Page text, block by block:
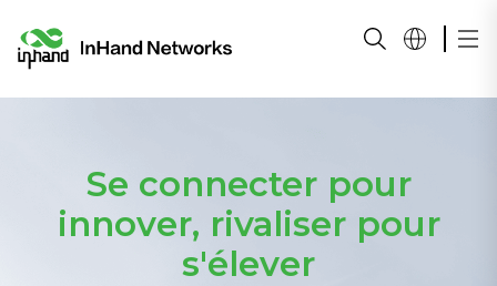
Se connecter pour
innover, rivaliser pour
s'élever